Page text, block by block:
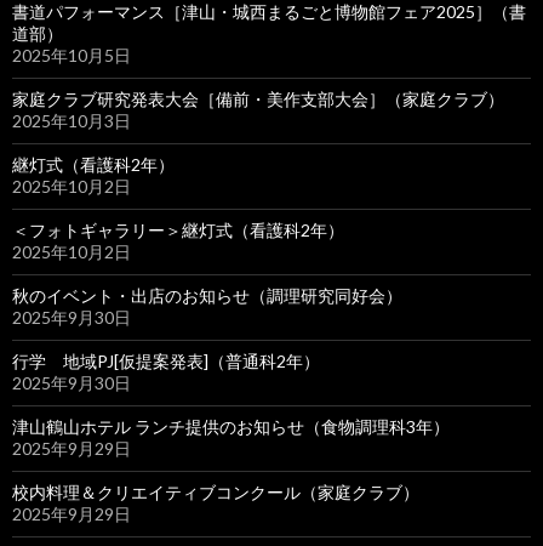
書道パフォーマンス［津山・城西まるごと博物館フェア2025］（書
道部）
2025年10月5日
家庭クラブ研究発表大会［備前・美作支部大会］（家庭クラブ）
2025年10月3日
継灯式（看護科2年）
2025年10月2日
＜フォトギャラリー＞継灯式（看護科2年）
2025年10月2日
秋のイベント・出店のお知らせ（調理研究同好会）
2025年9月30日
行学 地域PJ[仮提案発表]（普通科2年）
2025年9月30日
津山鶴山ホテル ランチ提供のお知らせ（食物調理科3年）
2025年9月29日
校内料理＆クリエイティブコンクール（家庭クラブ）
2025年9月29日